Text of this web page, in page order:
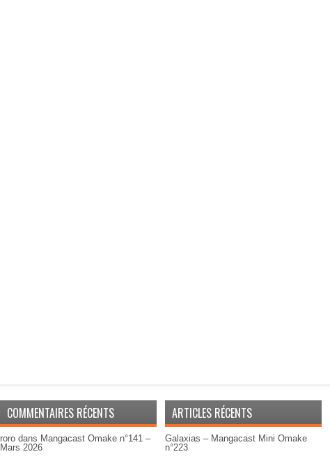
COMMENTAIRES RÉCENTS
roro dans Mangacast Omake n°141 –
Mars 2026
ARTICLES RÉCENTS
Galaxias – Mangacast Mini Omake
n°223